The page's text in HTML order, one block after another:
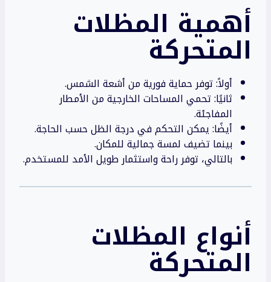
أهمية المظلات
المتحركة
أولاً: توفر حماية فورية من أشعة الشمس.
ثانيًا: تحمي المساحات الخارجية من الأمطار
المفاجئة.
أيضًا: يمكن التحكم في درجة الظل حسب الحاجة.
بينما تضيف لمسة جمالية للمكان.
بالتالي، توفر راحة واستثمار طويل الأمد للمستخدم.
أنواع المظلات
المتحركة